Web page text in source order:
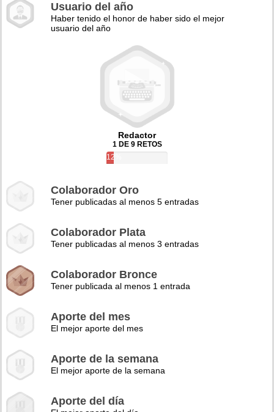
Usuario del año
Haber tenido el honor de haber sido el mejor
usuario del año
Redactor
1 DE 9 RETOS
12%
Colaborador Oro
Tener publicadas al menos 5 entradas
Colaborador Plata
Tener publicadas al menos 3 entradas
Colaborador Bronce
Tener publicada al menos 1 entrada
Aporte del mes
El mejor aporte del mes
Aporte de la semana
El mejor aporte de la semana
Aporte del día